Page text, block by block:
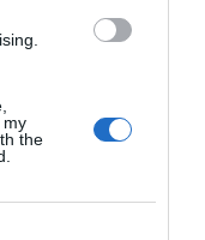
my
the
och
mesta.